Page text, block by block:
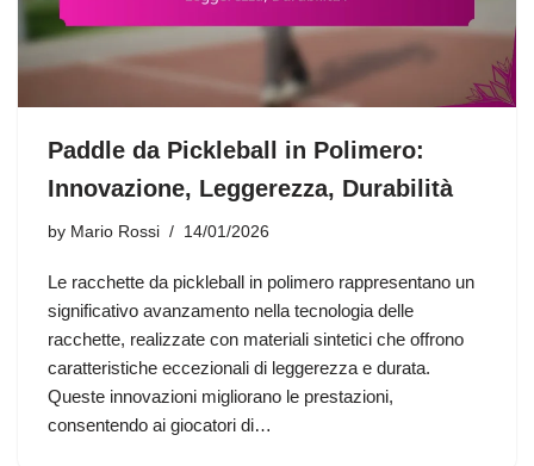
Paddle da Pickleball in Polimero:
Innovazione, Leggerezza, Durabilità
by Mario Rossi 14/01/2026
Le racchette da pickleball in polimero rappresentano un
significativo avanzamento nella tecnologia delle
racchette, realizzate con materiali sintetici che offrono
caratteristiche eccezionali di leggerezza e durata.
Queste innovazioni migliorano le prestazioni,
consentendo ai giocatori di…